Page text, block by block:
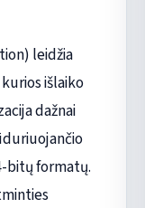
leidžia
išlaiko
dažnai
bitų formatų.